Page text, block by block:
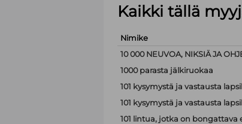
Kaikki tällä
Nimike
10 000 NEUVOA, NIKSIÄ JA
1000 parasta jälkiruokaa
101 kysymystä ja vastausta
101 kysymystä ja vastausta
101 lintua, jotka on bongattava